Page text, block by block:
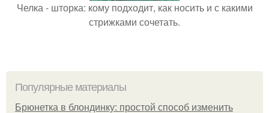
Челка - шторка: кому подходит, как носить и с какими
стрижками сочетать.
Популярные материалы
Брюнетка в блондинку: простой способ изменить